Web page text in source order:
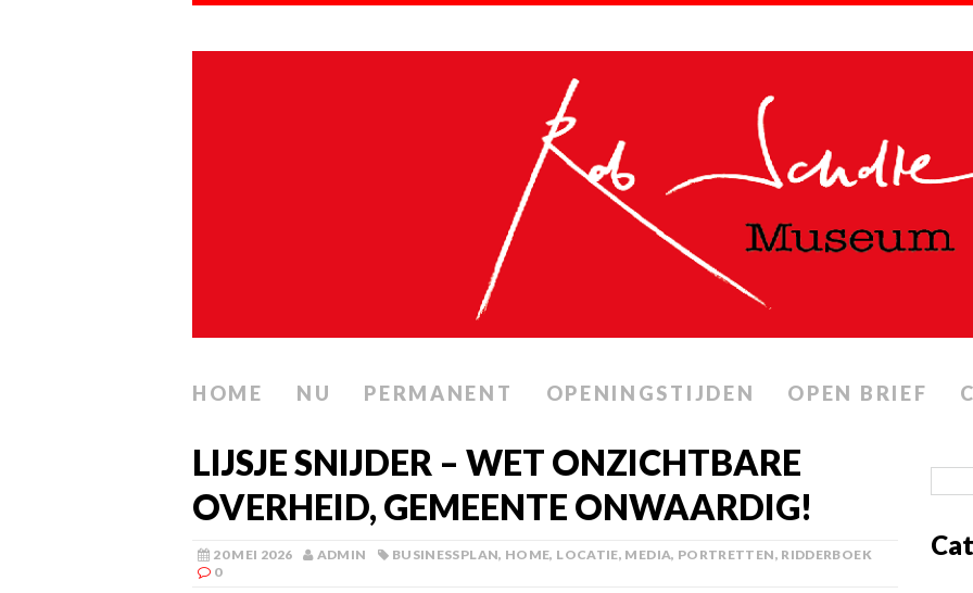
HOME NU PERMANENT OPENINGSTIJDEN OPEN BRIEF
LIJSJE SNIJDER – WET ONZICHTBARE
OVERHEID, GEMEENTE ONWAARDIG!
20 MEI 2026 ADMIN BUSINESSPLAN, HOME, LOCATIE, MEDIA, PORTRETTEN, RIDDERBOEK
0